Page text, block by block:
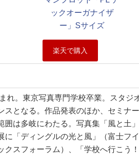
ックオーガナイザ
ー」Sサイズ
れ。東京写真専門学校卒業。スタジ
スとなる。作品発表のほか、セミナ
囲は多岐にわたる。写真集「風と土
に「ディングルの光と風」（富士フ
クスフォーラム）、「学校へ行こう